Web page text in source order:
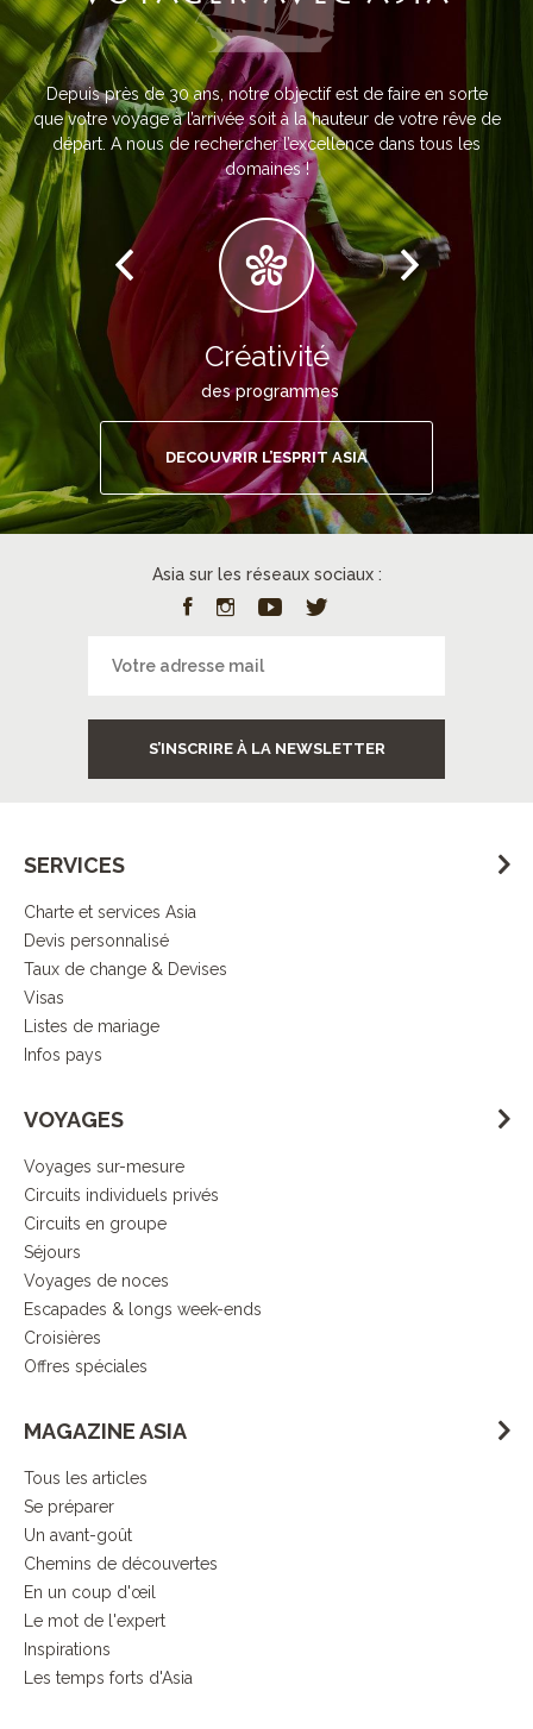
Depuis près de 30 ans, notre objectif est de faire en sorte
que votre voyage à l’arrivée soit à la hauteur de votre rêve de
départ. A nous de rechercher l’excellence dans tous les
domaines !
Créativité
des programmes
DECOUVRIR L’ESPRIT ASIA
Asia sur les réseaux sociaux :
S’INSCRIRE À LA NEWSLETTER
SERVICES
Charte et services Asia
Devis personnalisé
Taux de change & Devises
Visas
Listes de mariage
Infos pays
VOYAGES
Voyages sur-mesure
Circuits individuels privés
Circuits en groupe
Séjours
Voyages de noces
Escapades & longs week-ends
Croisières
Offres spéciales
MAGAZINE ASIA
Tous les articles
Se préparer
Un avant-goût
Chemins de découvertes
En un coup d'œil
Le mot de l'expert
Inspirations
Les temps forts d'Asia